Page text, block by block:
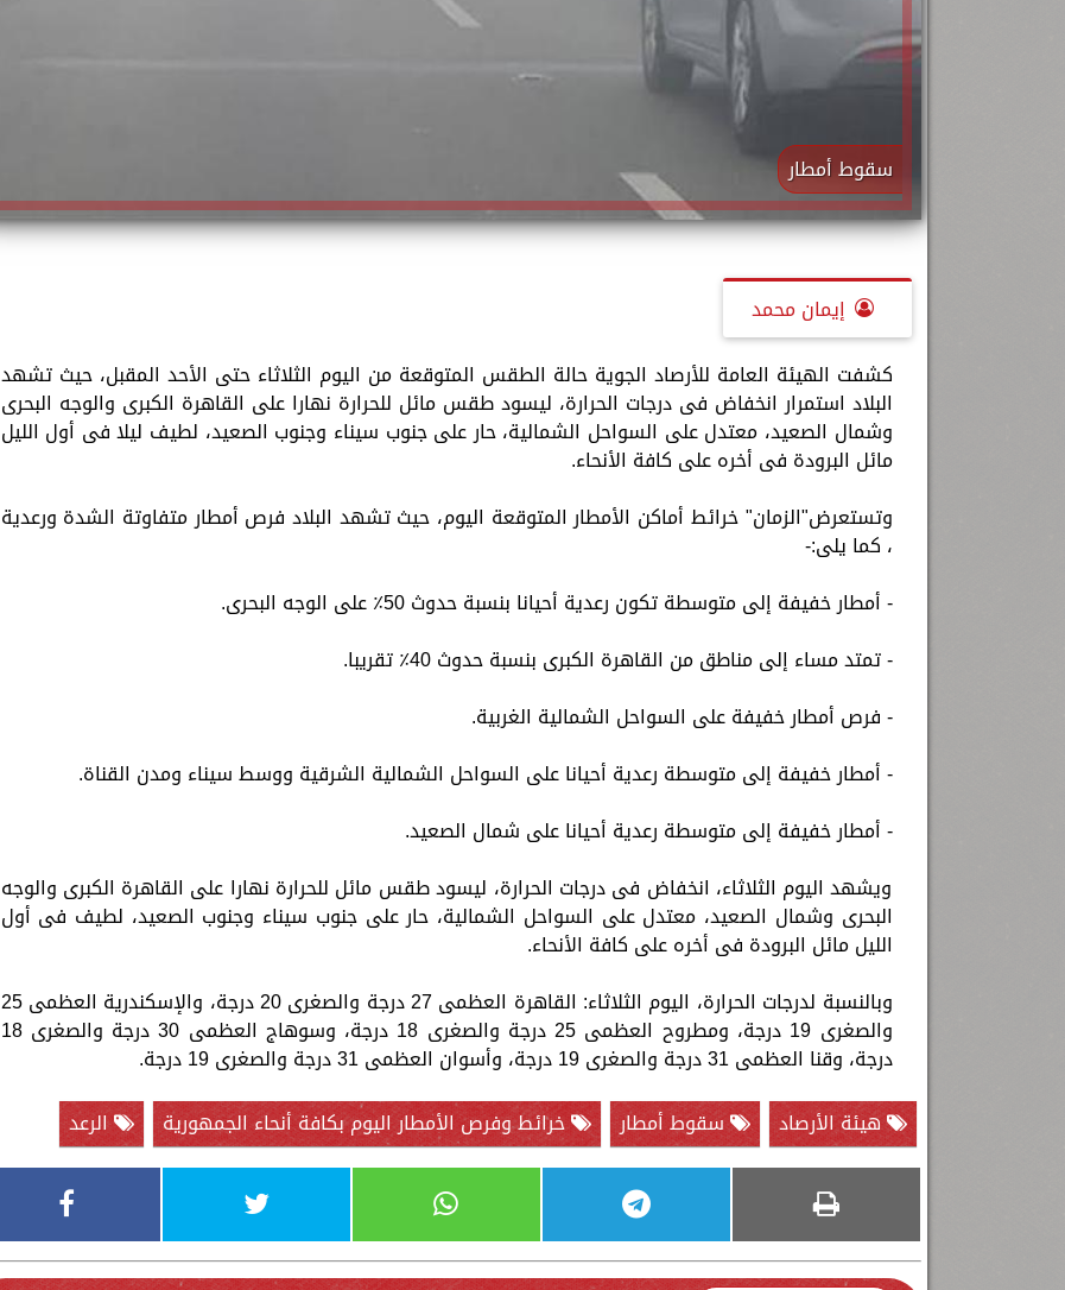
سقوط أمطار
إيمان محمد
كشفت الهيئة العامة للأرصاد الجوية حالة الطقس المتوقعة من اليوم الثلاثاء حتى الأحد المقبل، حيث تشهد
البلاد استمرار انخفاض فى درجات الحرارة، ليسود طقس مائل للحرارة نهارا على القاهرة الكبرى والوجه البحرى
وشمال الصعيد، معتدل على السواحل الشمالية، حار على جنوب سيناء وجنوب الصعيد، لطيف ليلا فى أول الليل
مائل البرودة فى أخره على كافة الأنحاء.
وتستعرض"الزمان" خرائط أماكن الأمطار المتوقعة اليوم، حيث تشهد البلاد فرص أمطار متفاوتة الشدة ورعدية
، كما يلى:-
- أمطار خفيفة إلى متوسطة تكون رعدية أحيانا بنسبة حدوث 50٪ على الوجه البحرى.
- تمتد مساء إلى مناطق من القاهرة الكبرى بنسبة حدوث 40٪ تقريبا.
- فرص أمطار خفيفة على السواحل الشمالية الغربية.
- أمطار خفيفة إلى متوسطة رعدية أحيانا على السواحل الشمالية الشرقية ووسط سيناء ومدن القناة.
- أمطار خفيفة إلى متوسطة رعدية أحيانا على شمال الصعيد.
ويشهد اليوم الثلاثاء، انخفاض فى درجات الحرارة، ليسود طقس مائل للحرارة نهارا على القاهرة الكبرى والوجه
البحرى وشمال الصعيد، معتدل على السواحل الشمالية، حار على جنوب سيناء وجنوب الصعيد، لطيف فى أول
الليل مائل البرودة فى أخره على كافة الأنحاء.
وبالنسبة لدرجات الحرارة، اليوم الثلاثاء: القاهرة العظمى 27 درجة والصغرى 20 درجة، والإسكندرية العظمى 25
والصغرى 19 درجة، ومطروح العظمى 25 درجة والصغرى 18 درجة، وسوهاج العظمى 30 درجة والصغرى 18
درجة، وقنا العظمى 31 درجة والصغرى 19 درجة، وأسوان العظمى 31 درجة والصغرى 19 درجة.
هيئة الأرصاد
سقوط أمطار خرائط وفرص الأمطار اليوم بكافة أنحاء الجمهورية الرعد